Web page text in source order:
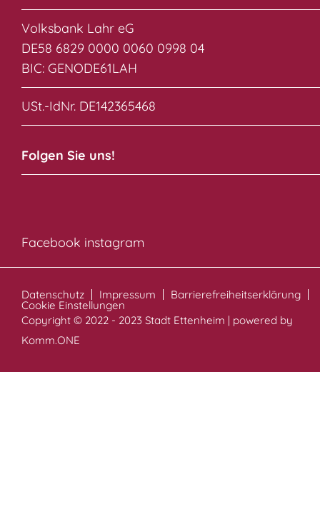
Volksbank Lahr eG
DE58 6829 0000 0060 0998 04
BIC: GENODE61LAH
USt.-IdNr. DE142365468
Folgen Sie uns!
Facebook instagram
Datenschutz Impressum Barrierefreiheitserklärung
Cookie Einstellungen
Copyright © 2022 - 2023 Stadt Ettenheim | powered by
Komm.ONE